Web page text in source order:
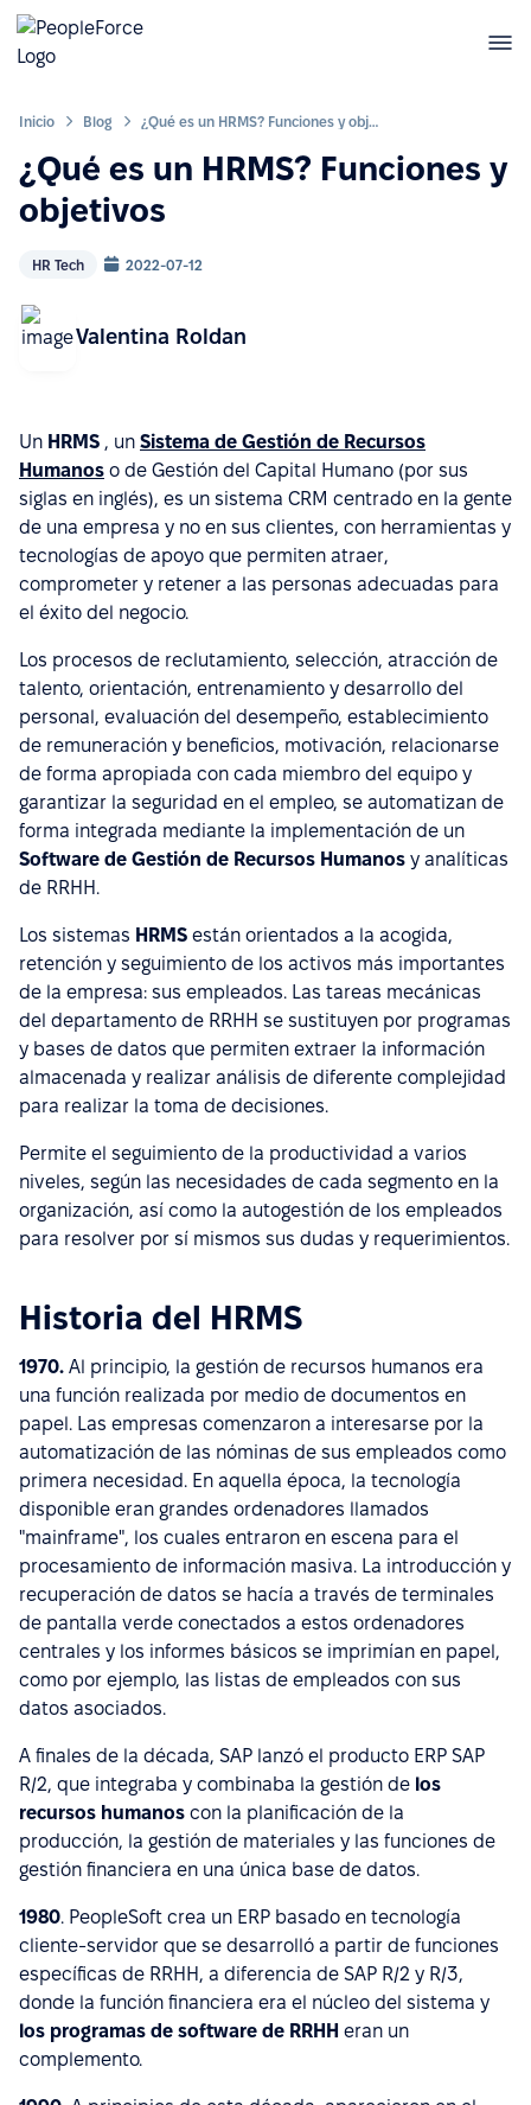
Inicio Blog ¿Qué es un HRMS? Funciones y objetivos
¿Qué es un HRMS? Funciones y
objetivos
HR Tech 2022-07-12
Valentina Roldan
Un HRMS , un Sistema de Gestión de Recursos
Humanos o de Gestión del Capital Humano (por sus
siglas en inglés), es un sistema CRM centrado en la gente
de una empresa y no en sus clientes, con herramientas y
tecnologías de apoyo que permiten atraer,
comprometer y retener a las personas adecuadas para
el éxito del negocio.
Los procesos de reclutamiento, selección, atracción de
talento, orientación, entrenamiento y desarrollo del
personal, evaluación del desempeño, establecimiento
de remuneración y beneficios, motivación, relacionarse
de forma apropiada con cada miembro del equipo y
garantizar la seguridad en el empleo, se automatizan de
forma integrada mediante la implementación de un
Software de Gestión de Recursos Humanos y analíticas
de RRHH.
Los sistemas HRMS están orientados a la acogida,
retención y seguimiento de los activos más importantes
de la empresa: sus empleados. Las tareas mecánicas
del departamento de RRHH se sustituyen por programas
y bases de datos que permiten extraer la información
almacenada y realizar análisis de diferente complejidad
para realizar la toma de decisiones.
Permite el seguimiento de la productividad a varios
niveles, según las necesidades de cada segmento en la
organización, así como la autogestión de los empleados
para resolver por sí mismos sus dudas y requerimientos.
Historia del HRMS
1970. Al principio, la gestión de recursos humanos era
una función realizada por medio de documentos en
papel. Las empresas comenzaron a interesarse por la
automatización de las nóminas de sus empleados como
primera necesidad. En aquella época, la tecnología
disponible eran grandes ordenadores llamados
"mainframe", los cuales entraron en escena para el
procesamiento de información masiva. La introducción y
recuperación de datos se hacía a través de terminales
de pantalla verde conectados a estos ordenadores
centrales y los informes básicos se imprimían en papel,
como por ejemplo, las listas de empleados con sus
datos asociados.
A finales de la década, SAP lanzó el producto ERP SAP
R/2, que integraba y combinaba la gestión de los
recursos humanos con la planificación de la
producción, la gestión de materiales y las funciones de
gestión financiera en una única base de datos.
1980. PeopleSoft crea un ERP basado en tecnología
cliente-servidor que se desarrolló a partir de funciones
específicas de RRHH, a diferencia de SAP R/2 y R/3,
donde la función financiera era el núcleo del sistema y
los programas de software de RRHH eran un
complemento.